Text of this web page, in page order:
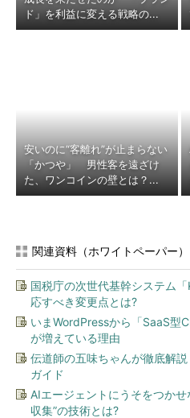
ド」を利益に変える戦略の...
安いのに“客離れ”が止まらない
「かつや」 男性客を遠ざけ
た、ワンコインの壁とは？...
関連資料（ホワイトペーパー）
国税庁の次世代基幹システム
応すべき変更点とは?
いまWordPressから「SaaS型
が増えている理由
伝道師の五味ちゃんが徹底解
ガイド
AIエージェントにうそをつか
収集”の技術とは?